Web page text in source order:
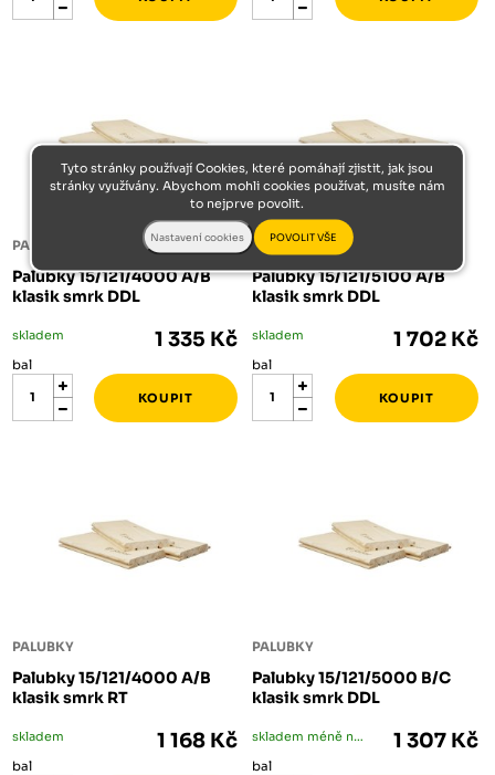
PALUBKY
Palubky 15/121/4000 A/B
klasik smrk DDL
skladem 1 335 Kč
bal
PALUBKY
Palubky 15/121/5100 A/B
klasik smrk DDL
skladem 1 702 Kč
bal
PALUBKY
Palubky 15/121/4000 A/B
klasik smrk RT
skladem 1 168 Kč
bal
PALUBKY
Palubky 15/121/5000 B/C
klasik smrk DDL
skladem méně než 5 bal 1 307 Kč
bal
Tyto stránky používají Cookies, které pomáhají zjistit, jak jsou
stránky využívány. Abychom mohli cookies používat, musíte nám
to nejprve povolit.